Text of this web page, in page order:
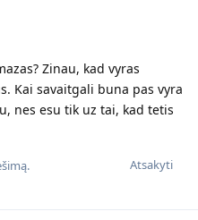
Zinau, kad vyras
Kai savaitgali buna pas vyra
nes esu tik uz tai, kad tetis
Atsakyti